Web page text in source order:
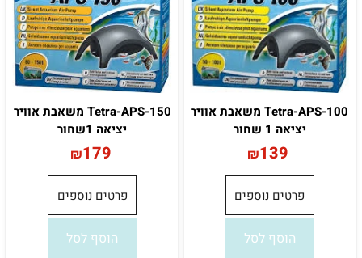
Tetra-APS-100 משאבת אוויר
יציאה 1 שחור
₪139
פרטים נוספים
הוסף לסל
Tetra-APS-150 משאבת אוויר
יציאה 1שחור
₪179
פרטים נוספים
הוסף לסל